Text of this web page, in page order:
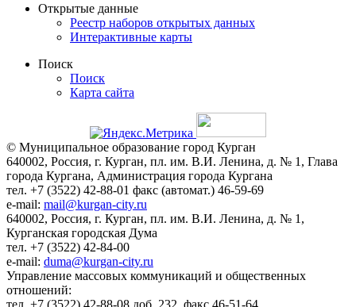
Открытые данные
Реестр наборов открытых данных
Интерактивные карты
Поиск
Поиск
Карта сайта
© Муниципальное образование город Курган
640002, Россия, г. Курган, пл. им. В.И. Ленина, д. № 1, Глава
города Кургана, Администрация города Кургана
тел. +7 (3522) 42-88-01 факс (автомат.) 46-59-69
e-mail: mail@kurgan-city.ru
640002, Россия, г. Курган, пл. им. В.И. Ленина, д. № 1,
Курганская городская Дума
тел. +7 (3522) 42-84-00
e-mail: duma@kurgan-city.ru
Управление массовых коммуникаций и общественных
отношений:
тел. +7 (3522) 42-88-08 доб. 232, факс 46-51-64